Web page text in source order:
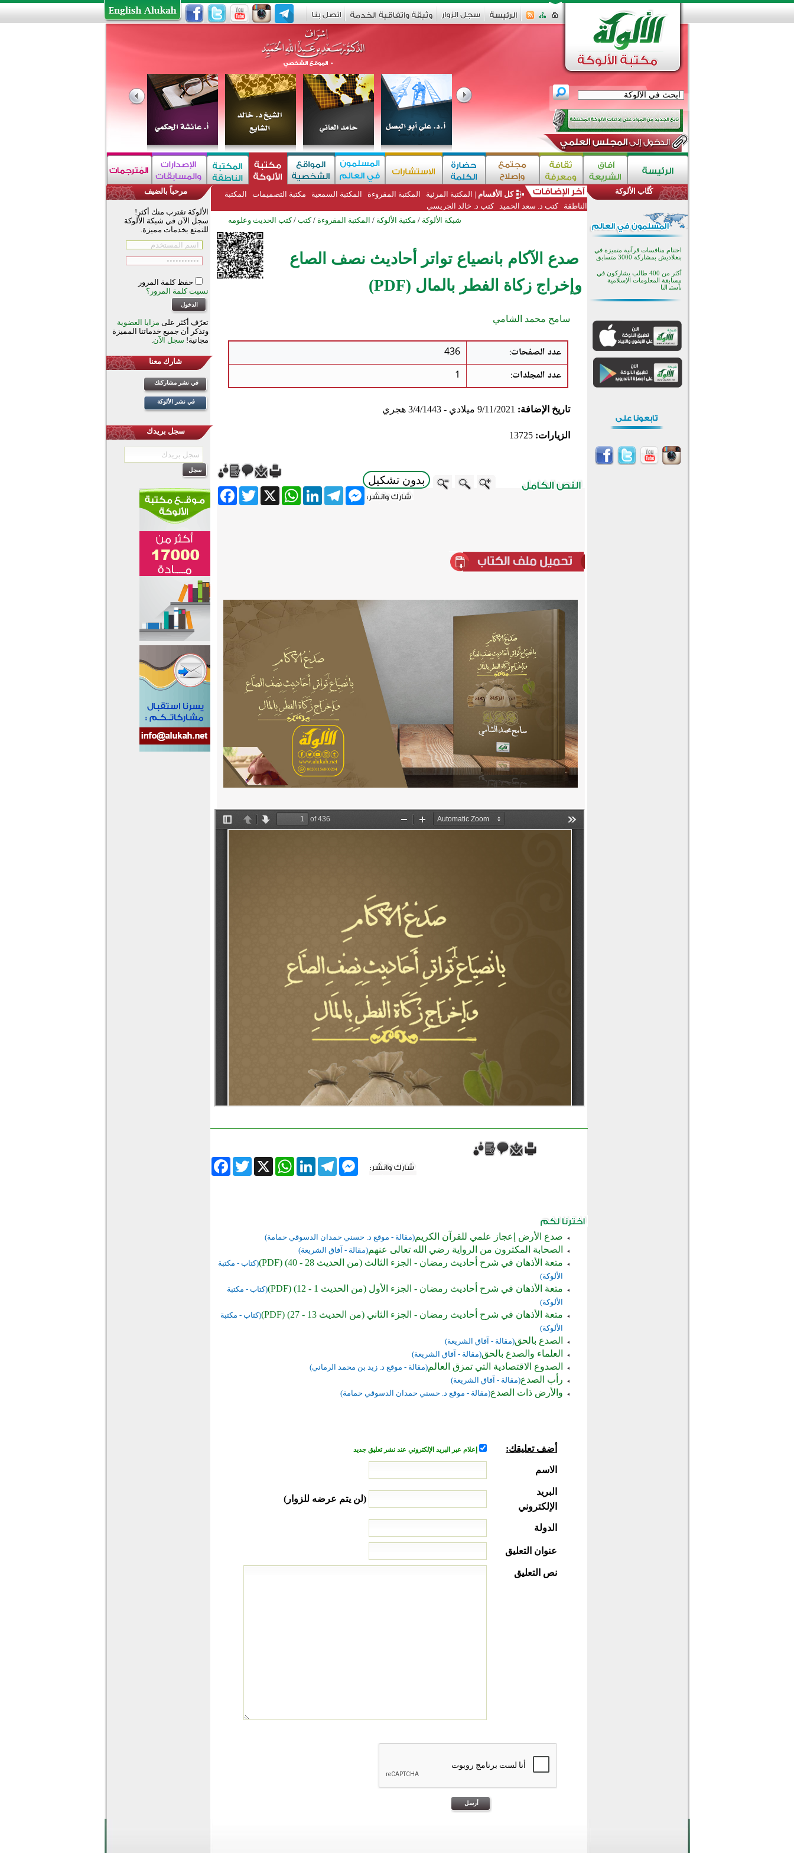
كل الأقسام | المكتبة المرئية المكتبة المقروءة المكتبة السمعية مكتبة التصميمات
المكتبة
الناطقة كتب د. سعد الحميد
كتب د. خالد الجريسي
شبكة الألوكة / مكتبة الألوكة / المكتبة المقروءة / كتب / كتب الحديث وعلومه
صدع الآكام بانصياع تواتر أحاديث نصف الصاع
وإخراج زكاة الفطر بالمال (PDF)
سامح محمد الشامي
عدد الصفحات:
436
عدد المجلدات:
1
تاريخ الإضافة: 9/11/2021 ميلادي - 3/4/1443 هجري
الزيارات:13725
بدون تشكيل
FacebookTwitter X
WhatsAppLinkedInTelegram
Messenger
FacebookTwitter X
WhatsAppLinkedInTelegram
Messenger
صدع الأرض إعجاز علمي للقرآن الكريم(مقالة - موقع د. حسني حمدان الدسوقي حمامة)
الصحابة المكثرون من الرواية رضي الله تعالى عنهم(مقالة - آفاق الشريعة)
متعة الأذهان في شرح أحاديث رمضان - الجزء الثالث (من الحديث 28 - 40) (PDF)
(كتاب - مكتبة
الألوكة)
متعة الأذهان في شرح أحاديث رمضان - الجزء الأول (من الحديث 1 - 12) (PDF)
(كتاب - مكتبة
الألوكة)
متعة الأذهان في شرح أحاديث رمضان - الجزء الثاني (من الحديث 13 - 27) (PDF)
(كتاب - مكتبة
الألوكة)
الصدع بالحق(مقالة - آفاق الشريعة)
العلماء والصدع بالحق(مقالة - آفاق الشريعة)
الصدوع الاقتصادية التي تمزق العالم(مقالة - موقع د. زيد بن محمد الرماني)
رأب الصدع(مقالة - آفاق الشريعة)
والأرض ذات الصدع(مقالة - موقع د. حسني حمدان الدسوقي حمامة)
أضف تعليقك: إعلام عبر البريد الإلكتروني عند نشر تعليق جديد
الاسم
البريد
الإلكتروني
(لن يتم عرضه للزوار)
الدولة
عنوان التعليق
نص التعليق
مرحباً بالضيف
الألوكة تقترب منك أكثر!
سجل الآن في شبكة الألوكة
للتمتع بخدمات مميزة.
حفظ كلمة المرور
نسيت كلمة المرور؟
تعرّف أكثر على مزايا العضوية
وتذكر أن جميع خدماتنا المميزة
مجانية! سجل الآن.
شارك معنا
في نشر مشاركتك
في نشر الألوكة
سجل بريدك
كُتَّاب الألوكة
اختتام منافسات قرآنية متميزة في
بنغلاديش بمشاركة 3000 متسابق
أكثر من 400 طالب يشاركون في
مسابقة المعلومات الإسلامية
بأستراليا
بالجبل الأسود منذ أكثر من قرن
منطقة ريبوفسي تحتفل بميلاد
مسجد جديد في أجواء إيمانية مميزة
أكبر مشروع إسلامي في ريف
أستراليا يفتتح أبوابه بعد سنوات من
العمل والعطاء
القرآن والتربية في صدارة البرامج
الصيفية للمسلمين في بينزا
وساراتوف وموردوفيا هذا العام
اختتام الدورة التاسعة لمسابقة حفظ
القيم وبناء الشخصية للشباب
المسلمين